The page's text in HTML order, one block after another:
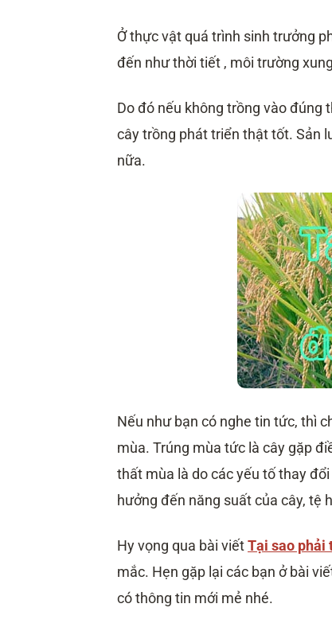
Ở thực vật quá trình sinh trưởng
đến như thời tiết , môi trường
Do đó nếu không trồng vào đúng
cây trồng phát triển thật tốt. Sản
nữa.
Nếu như bạn có nghe tin tức, thì
mùa. Trúng mùa tức là cây gặp
thất mùa là do các yếu tố thay
hưởng đến năng suất của cây, tệ
Hy vọng qua bài viếtTại sao phải
mắc. Hẹn gặp lại các bạn ở bài
có thông tin mới mẻ nhé.